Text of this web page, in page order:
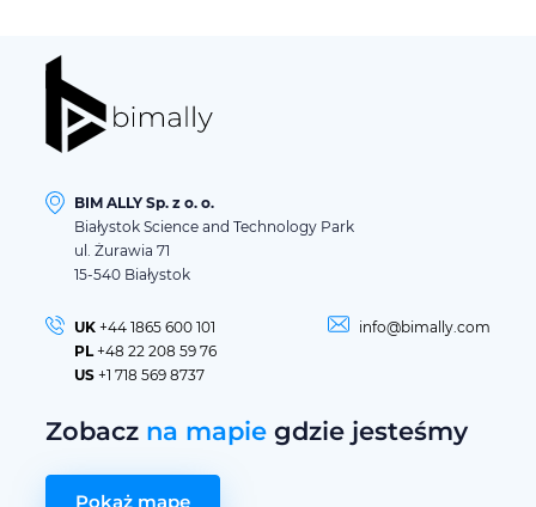
BIM ALLY Sp. z o. o.
Białystok Science and Technology Park
ul. Żurawia 71
15-540 Białystok
UK +44 1865 600 101
PL +48 22 208 59 76
US +1 718 569 8737
info@bimally.com
Zobacz na mapie gdzie jesteśmy
Pokaż mapę